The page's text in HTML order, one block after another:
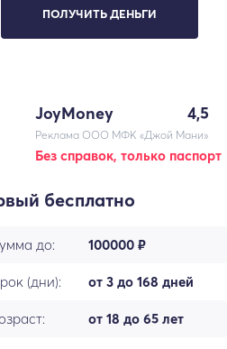
ПОЛУЧИТЬ ДЕНЬГИ
JoyMoney 4,5
Реклама ООО МФК «Джой Мани»
Без справок, только паспорт
бесплатно
до: 100000 ₽
(дни): от 3 до 168 дней
от 18 до 65 лет